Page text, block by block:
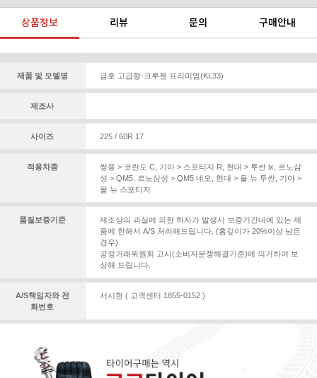
상품정보 리뷰 문의 구매안내
제품 및 모델명 금호 고급형-크루젠 프리미엄(KL33)
제조사
사이즈 225 / 60R 17
적용차종 쌍용 > 코란도 C, 기아 > 스포티지 R 현대 > 투싼 ix
르노삼
성 > QM5, 르노삼성 > QM5 네오 현대 > 올 뉴 투싼, 기아 >
올 뉴 스포티지
품질보증기준
제조상의 과실에 의한 하자가 발생시 보증기간내에 있는 제
품에 한해서 A/S 처리해드립니다. (홈깊이가 20%이상 남은
경우)
공정거래위원회 고시(소비자분쟁해결기준)에 의거하여 보
상해 드립니다.
A/S책임자와 전
화번호
서시현 ( 고객센터 1855-0152 )